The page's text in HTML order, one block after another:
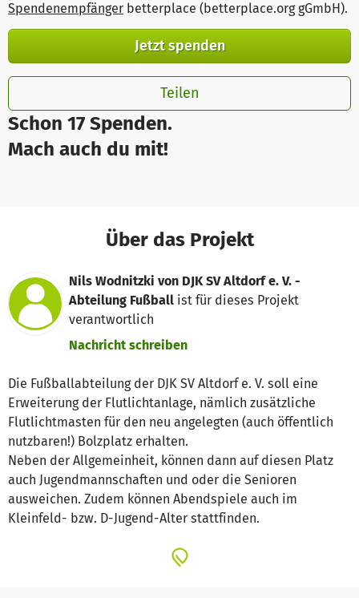
Schon 17 Spenden.
Mach auch du mit!
Spendenempfänger betterplace (betterplace.org gGmbH).
Jetzt spenden
Teilen
Über das Projekt
Nils Wodnitzki von DJK SV Altdorf e. V. -
Abteilung Fußball ist für dieses Projekt
verantwortlich
Nachricht schreiben
Die Fußballabteilung der DJK SV Altdorf e. V. soll eine
Erweiterung der Flutlichtanlage, nämlich zusätzliche
Flutlichtmasten für den neu angelegten (auch öffentlich
nutzbaren!) Bolzplatz erhalten.
Neben der Allgemeinheit, können dann auf diesen Platz
auch Jugendmannschaften und oder die Senioren
ausweichen. Zudem können Abendspiele auch im
Kleinfeld- bzw. D-Jugend-Alter stattfinden.